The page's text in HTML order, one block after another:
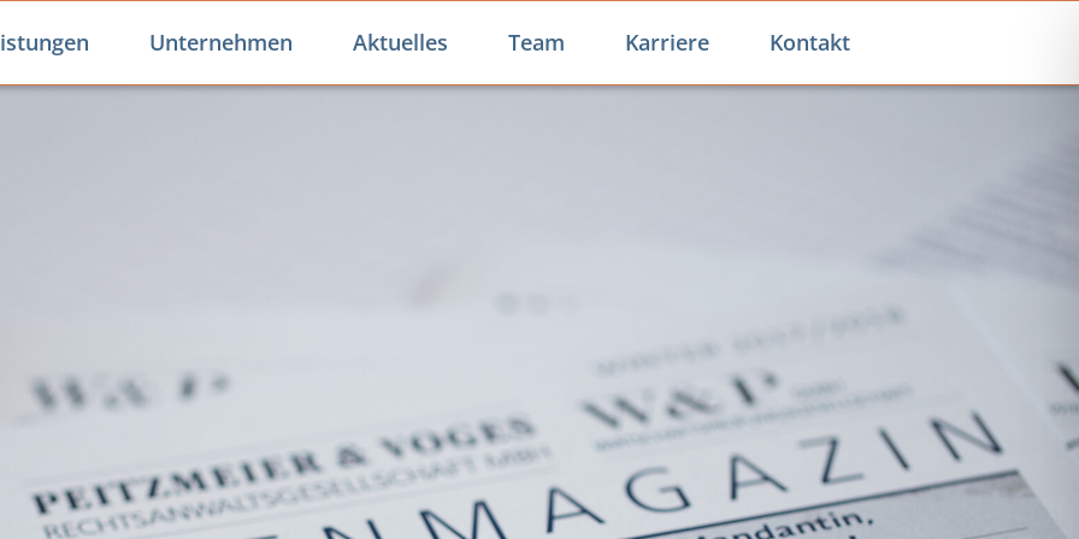
Unternehmen Aktuelles Team Karriere Kontakt